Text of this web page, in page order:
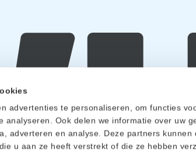
advertenties te personaliseren, om functies
analyseren. Ook delen we informatie over uw
adverteren en analyse. Deze partners kunnen
u aan ze heeft verstrekt of die ze hebben